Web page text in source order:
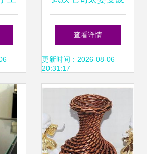
美 为宝 废弃物品化作
精美手工艺品
查看详情
更新时间：2026-08-06
20:31:17